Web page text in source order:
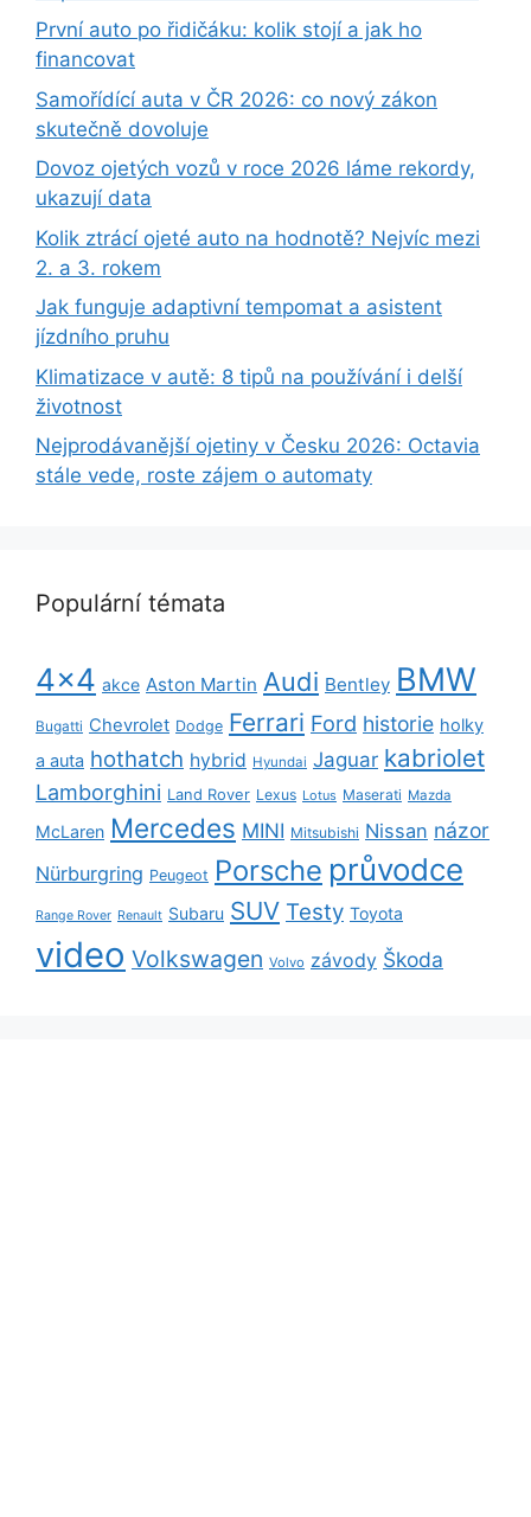
První auto po řidičáku: kolik stojí a jak ho
financovat
Samořídící auta v ČR 2026: co nový zákon
skutečně dovoluje
Dovoz ojetých vozů v roce 2026 láme rekordy,
ukazují data
Kolik ztrácí ojeté auto na hodnotě? Nejvíc mezi
2. a 3. rokem
Jak funguje adaptivní tempomat a asistent
jízdního pruhu
Klimatizace v autě: 8 tipů na používání i delší
životnost
Nejprodávanější ojetiny v Česku 2026: Octavia
stále vede, roste zájem o automaty
Populární témata
4x4 akce Aston Martin Audi Bentley BMW
Bugatti Chevrolet Dodge Ferrari Ford historie holky
a auta hothatch hybrid Hyundai Jaguar kabriolet
Lamborghini Land Rover Lexus Lotus Maserati Mazda
McLaren Mercedes MINI Mitsubishi Nissan názor
Nürburgring Peugeot Porsche průvodce
Range Rover Renault Subaru SUV Testy Toyota
video Volkswagen Volvo závody Škoda